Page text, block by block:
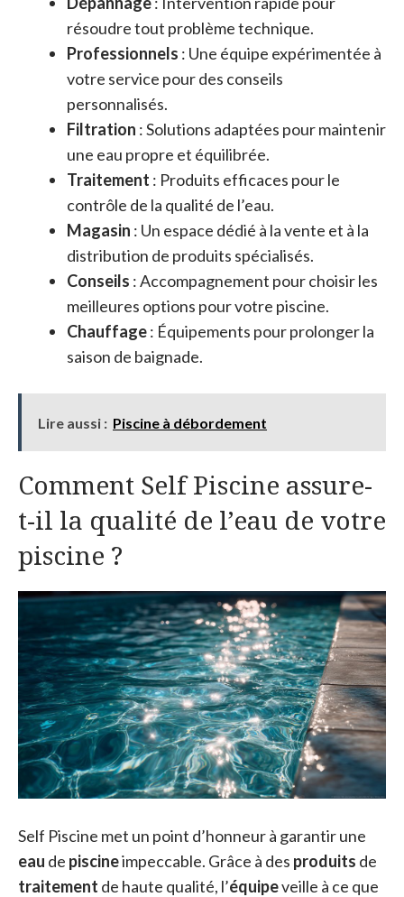
résoudre tout problème technique.
Professionnels : Une équipe expérimentée à
votre service pour des conseils
personnalisés.
Filtration : Solutions adaptées pour maintenir
une eau propre et équilibrée.
Traitement : Produits efficaces pour le
contrôle de la qualité de l’eau.
Magasin : Un espace dédié à la vente et à la
distribution de produits spécialisés.
Conseils : Accompagnement pour choisir les
meilleures options pour votre piscine.
Chauffage: Équipements pour prolonger la
saison de baignade.
Lire aussi : Piscine à débordement
Comment Self Piscine assure-
t-il la qualité de l’eau de votre
piscine ?
Self Piscine met un point d’honneur à garantir une
eau de piscineimpeccable. Grâce à des produits de
traitement de haute qualité, l’équipeveille à ce que